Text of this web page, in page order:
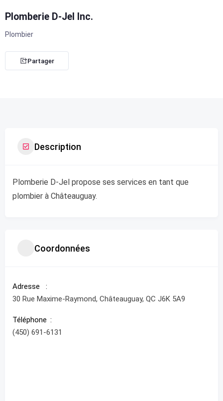
Plomberie D-Jel Inc.
Plombier
Partager
Description
Plomberie D-Jel propose ses services en tant que
plombier à Châteauguay.
Coordonnées
Adresse
30 Rue Maxime-Raymond, Châteauguay, QC J6K 5A9
Téléphone
(450) 691-6131